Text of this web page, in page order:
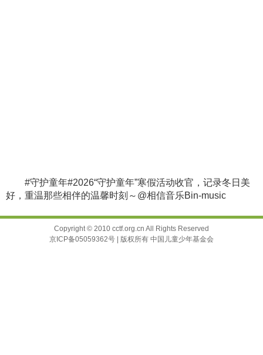
#守护童年#2026“守护童年”寒假活动收官，记录冬日美
好，重温那些相伴的温馨时刻～@相信音乐Bin-music
Copyright © 2010 cctf.org.cn All Rights Reserved
京ICP备05059362号 | 版权所有 中国儿童少年基金会